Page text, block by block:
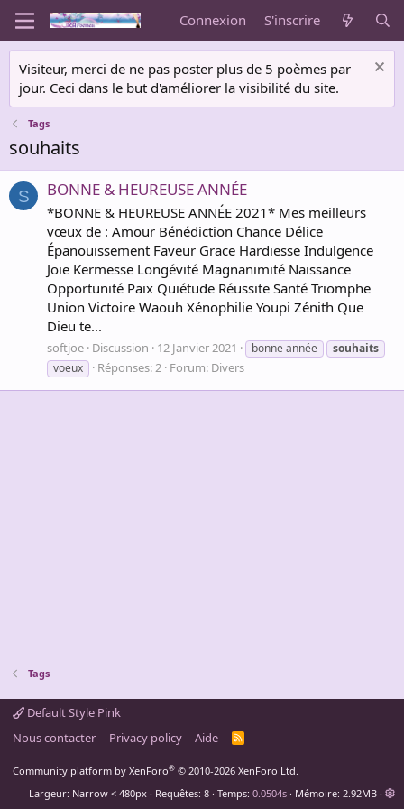
Connexion S'inscrire
Visiteur, merci de ne pas poster plus de 5 poèmes par
jour. Ceci dans le but d'améliorer la visibilité du site.
Tags
souhaits
S BONNE & HEUREUSE ANNÉE
*BONNE & HEUREUSE ANNÉE 2021* Mes meilleurs
vœux de : Amour Bénédiction Chance Délice
Épanouissement Faveur Grace Hardiesse Indulgence
Joie Kermesse Longévité Magnanimité Naissance
Opportunité Paix Quiétude Réussite Santé Triomphe
Union Victoire Waouh Xénophilie Youpi Zénith Que
Dieu te...
softjoe Discussion 12 Janvier 2021 bonne année
souhaits
voeux
Réponses: 2 Forum: Divers
Tags
Default Style Pink
Nous contacter
Privacy policy Aide
R
Community platform by XenForo® © 2010-2026 XenForo Ltd.
Largeur
Requêtes 8 Temps 0.0504s Mémoire 2.92MB